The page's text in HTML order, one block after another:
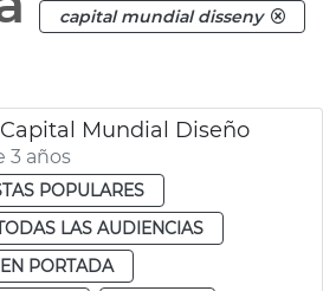
capital mundial disseny
Mundial Diseño
3 años
POPULARES
LAS AUDIENCIAS
EN PORTADA